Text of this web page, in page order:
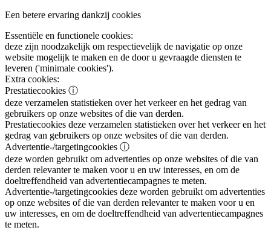
Een betere ervaring dankzij cookies
Essentiële en functionele cookies:
deze zijn noodzakelijk om respectievelijk de navigatie op onze
website mogelijk te maken en de door u gevraagde diensten te
leveren ('minimale cookies').
Extra cookies:
Prestatiecookies ⓘ
deze verzamelen statistieken over het verkeer en het gedrag van
gebruikers op onze websites of die van derden.
Prestatiecookies deze verzamelen statistieken over het verkeer en het
gedrag van gebruikers op onze websites of die van derden.
Advertentie-/targetingcookies ⓘ
deze worden gebruikt om advertenties op onze websites of die van
derden relevanter te maken voor u en uw interesses, en om de
doeltreffendheid van advertentiecampagnes te meten.
Advertentie-/targetingcookies deze worden gebruikt om advertenties
op onze websites of die van derden relevanter te maken voor u en
uw interesses, en om de doeltreffendheid van advertentiecampagnes
te meten.